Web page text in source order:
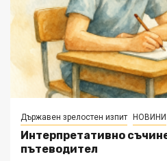
Държавен зрелостен изпит НОВИНИ
Интерпретативно
пътеводител